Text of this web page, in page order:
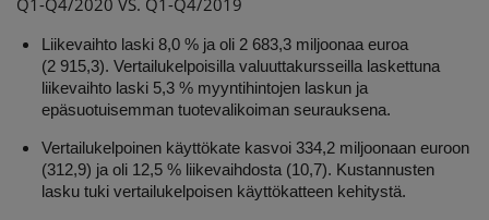
Q1-Q4/2020 VS. Q1-Q4/2019
Liikevaihto laski 8,0 % ja oli 2 683,3 miljoonaa euroa
(2 915,3). Vertailukelpoisilla valuuttakursseilla laskettuna
liikevaihto laski 5,3 % myyntihintojen laskun ja
epäsuotuisemman tuotevalikoiman seurauksena.
Vertailukelpoinen käyttökate kasvoi 334,2 miljoonaan euroon
(312,9) ja oli 12,5 % liikevaihdosta (10,7). Kustannusten
lasku tuki vertailukelpoisen käyttökatteen kehitystä.